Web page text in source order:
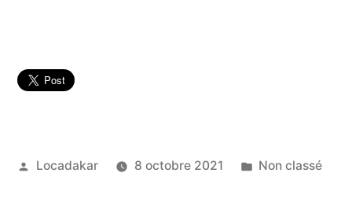
Publié
Locadakar 8 octobre 2021
Publié
Non classé